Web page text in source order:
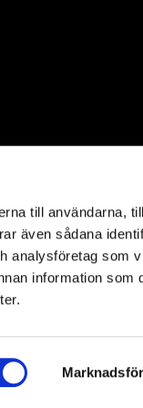
till användarna,
även sådana
analysföretag som
information som